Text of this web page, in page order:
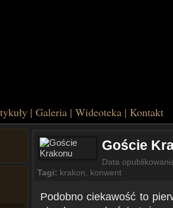
| Galeria | Wideoteka | Kontakt
Goście
Data
Tagi: krakon konwent
Podobno ciekawość to